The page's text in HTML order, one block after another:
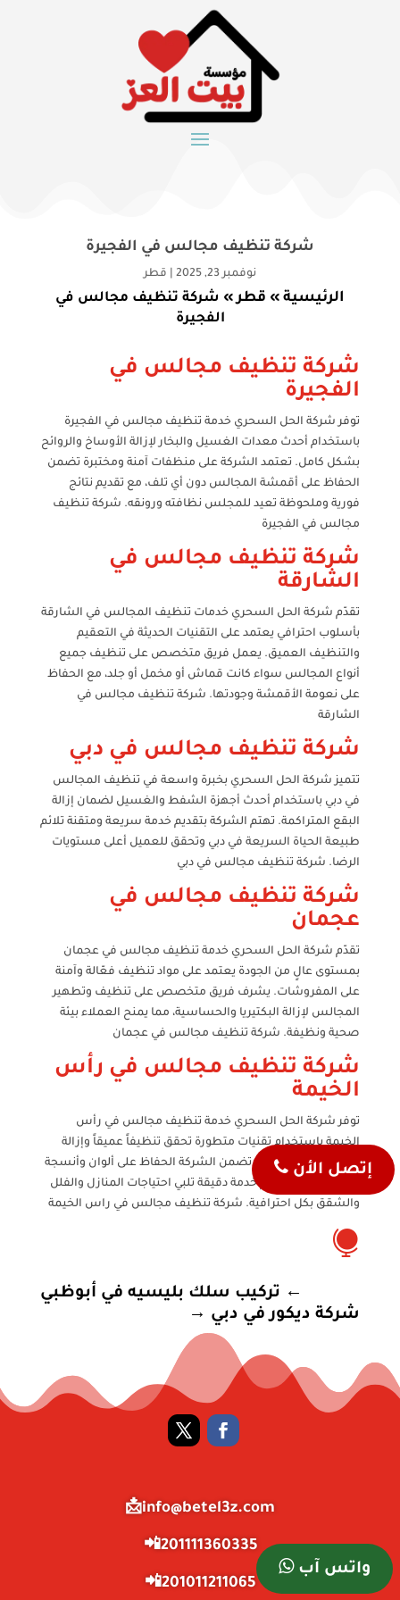
شركة تنظيف مجالس في الفجيرة
نوفمبر 23, 2025 قطر
الرئيسية » قطر» شركة تنظيف مجالس في
الفجيرة
شركة تنظيف مجالس في
الفجيرة
توفر شركة الحل السحري خدمة تنظيف مجالس في الفجيرة
باستخدام أحدث معدات الغسيل والبخار لإزالة الأوساخ والروائح
بشكل كامل. تعتمد الشركة على منظفات آمنة ومختبرة تضمن
الحفاظ على أقمشة المجالس دون أي تلف، مع تقديم نتائج
فورية وملحوظة تعيد للمجلس نظافته ورونقه. شركة تنظيف
مجالس في الفجيرة
شركة تنظيف مجالس في
الشارقة
تقدّم شركة الحل السحري خدمات تنظيف المجالس في الشارقة
بأسلوب احترافي يعتمد على التقنيات الحديثة في التعقيم
والتنظيف العميق. يعمل فريق متخصص على تنظيف جميع
أنواع المجالس سواء كانت قماش أو مخمل أو جلد، مع الحفاظ
على نعومة الأقمشة وجودتها. شركة تنظيف مجالس في
الشارقة
شركة تنظيف مجالس في دبي
تتميز شركة الحل السحري بخبرة واسعة في تنظيف المجالس
في دبي باستخدام أحدث أجهزة الشفط والغسيل لضمان إزالة
البقع المتراكمة. تهتم الشركة بتقديم خدمة سريعة ومتقنة تلائم
طبيعة الحياة السريعة في دبي وتحقق للعميل أعلى مستويات
الرضا. شركة تنظيف مجالس في دبي
شركة تنظيف مجالس في
عجمان
تقدّم شركة الحل السحري خدمة تنظيف مجالس في عجمان
بمستوى عالٍ من الجودة يعتمد على مواد تنظيف فعّالة وآمنة
على المفروشات. يشرف فريق متخصص على تنظيف وتطهير
المجالس لإزالة البكتيريا والحساسية، مما يمنح العملاء بيئة
صحية ونظيفة. شركة تنظيف مجالس في عجمان
شركة تنظيف مجالس في رأس
الخيمة
توفر شركة الحل السحري خدمة تنظيف مجالس في رأس
الخيمة باستخدام تقنيات متطورة تحقق تنظيفاً عميقاً وإزالة
فعالة للبقع الصعبة. تضمن الشركة الحفاظ على ألوان وأنسجة
المجالس، مع تقديم خدمة دقيقة تلبي احتياجات المنازل والفلل
والشقق بكل احترافية. شركة تنظيف مجالس في راس الخيمة

← تركيب سلك بليسيه في أبوظبي
شركة ديكور في دبي →
info@betel3z.com📩
201111360335📲
201011211065📲
إتصل الأن
واتس آب